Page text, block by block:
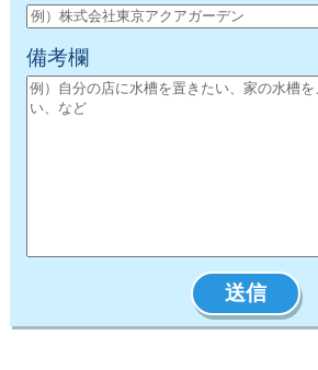
備考欄